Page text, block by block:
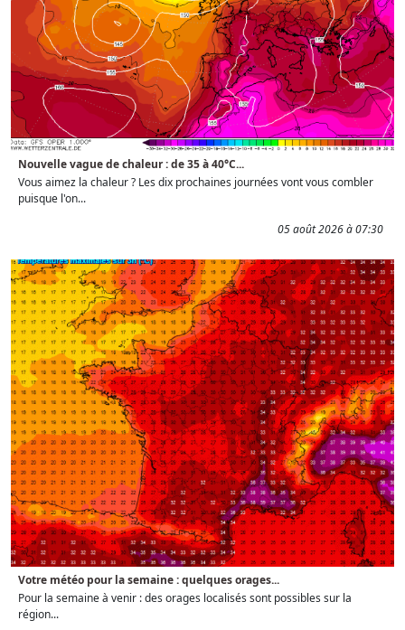
Nouvelle vague de chaleur : de 35 à 40°C...
Vous aimez la chaleur ? Les dix prochaines journées vont vous combler
puisque l'on...
05 août 2026 à 07:30
Votre météo pour la semaine : quelques orages...
Pour la semaine à venir : des orages localisés sont possibles sur la
région...